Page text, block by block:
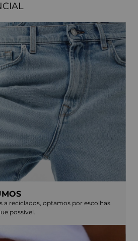
a reciclados, optamos por escolhas
possível.